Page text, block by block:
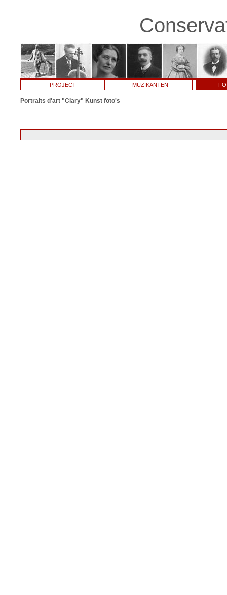
PROJECT MUZIKANTEN
Portraits d'art "Clary" Kunst foto's